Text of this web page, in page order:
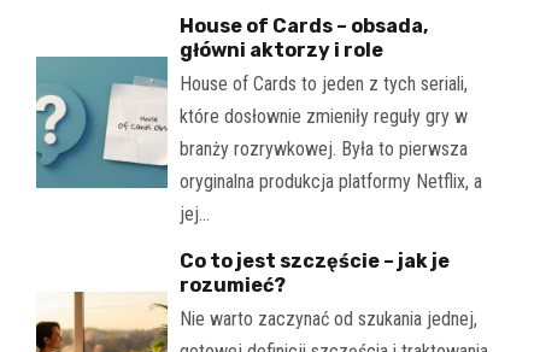
House of Cards – obsada,
główni aktorzy i role
House of Cards to jeden z tych seriali,
które dosłownie zmieniły reguły gry w
branży rozrywkowej. Była to pierwsza
oryginalna produkcja platformy Netflix, a
jej…
Co to jest szczęście – jak je
rozumieć?
Nie warto zaczynać od szukania jednej,